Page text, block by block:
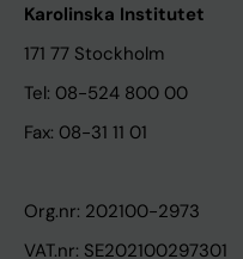
Karolinska Institutet
171 77 Stockholm
Tel: 08-524 800 00
Fax: 08-31 11 01
Org.nr: 202100-2973
VAT.nr: SE202100297301